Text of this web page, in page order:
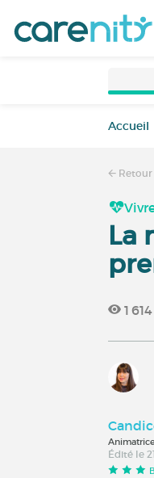
Accueil
Retour
La
1 614
Édité le